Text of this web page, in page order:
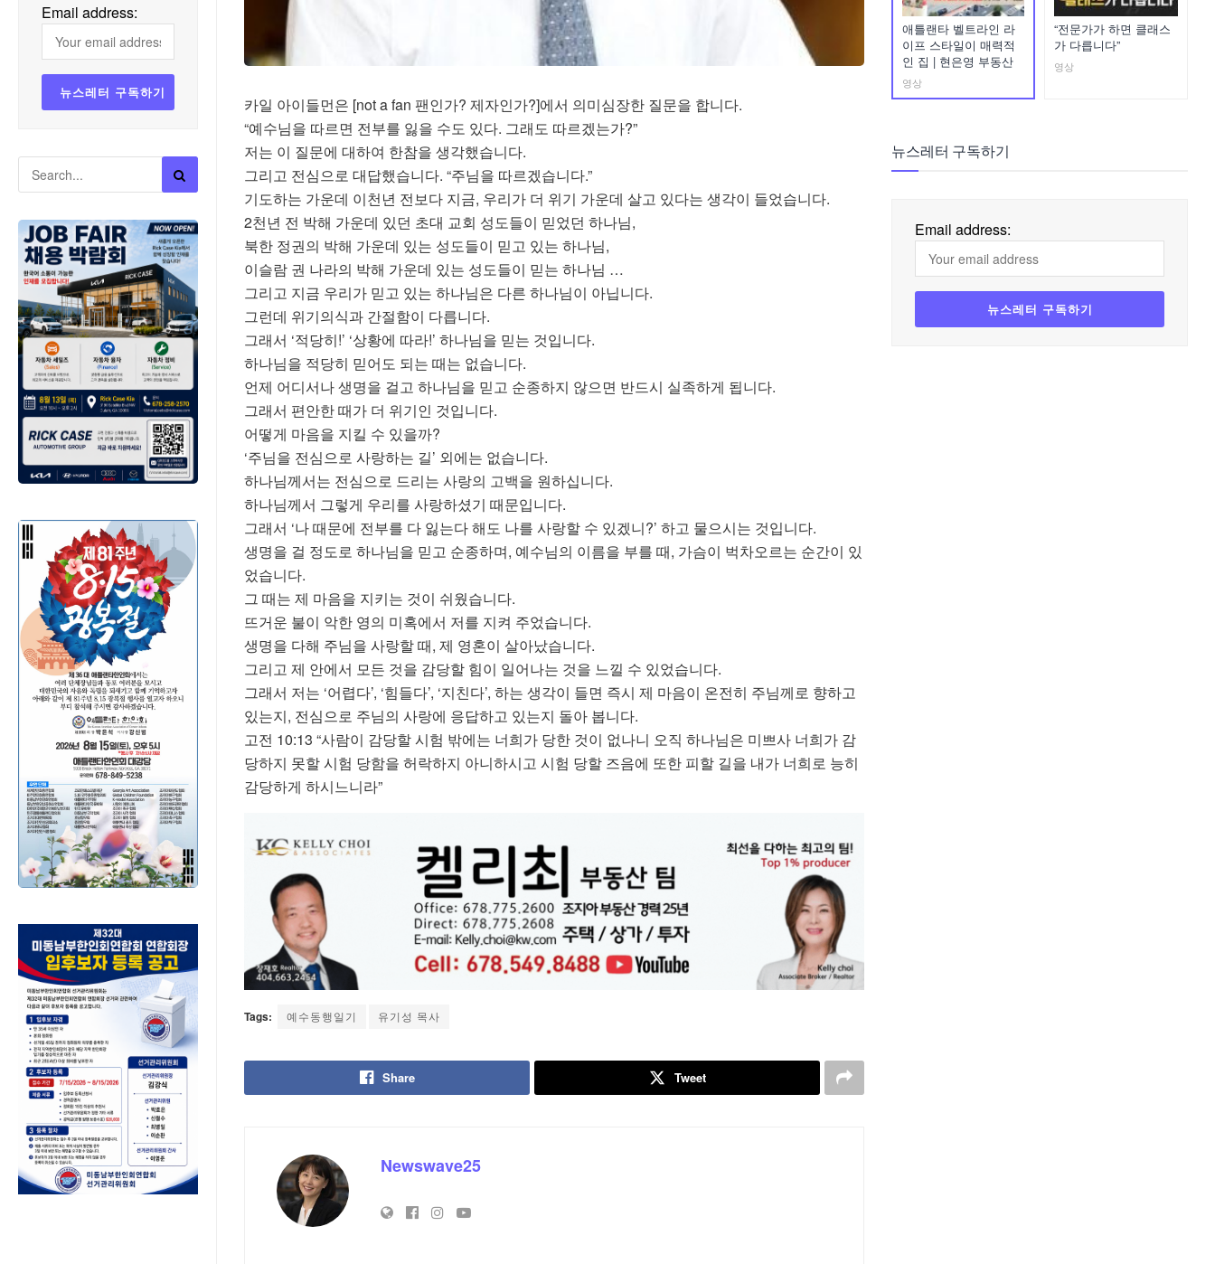
Email address:
카일 아이들먼은 [not a fan 팬인가? 제자인가?]에서 의미심장한 질문을 합니다.
“예수님을 따르면 전부를 잃을 수도 있다. 그래도 따르겠는가?”
저는 이 질문에 대하여 한참을 생각했습니다.
그리고 전심으로 대답했습니다. “주님을 따르겠습니다.”
기도하는 가운데 이천년 전보다 지금, 우리가 더 위기 가운데 살고 있다는 생각이 들었습니다.
2천년 전 박해 가운데 있던 초대 교회 성도들이 믿었던 하나님,
북한 정권의 박해 가운데 있는 성도들이 믿고 있는 하나님,
이슬람 권 나라의 박해 가운데 있는 성도들이 믿는 하나님 …
그리고 지금 우리가 믿고 있는 하나님은 다른 하나님이 아닙니다.
그런데 위기의식과 간절함이 다릅니다.
그래서 ‘적당히!’ ‘상황에 따라!’ 하나님을 믿는 것입니다.
하나님을 적당히 믿어도 되는 때는 없습니다.
언제 어디서나 생명을 걸고 하나님을 믿고 순종하지 않으면 반드시 실족하게 됩니다.
그래서 편안한 때가 더 위기인 것입니다.
어떻게 마음을 지킬 수 있을까?
‘주님을 전심으로 사랑하는 길’ 외에는 없습니다.
하나님께서는 전심으로 드리는 사랑의 고백을 원하십니다.
하나님께서 그렇게 우리를 사랑하셨기 때문입니다.
그래서 ‘나 때문에 전부를 다 잃는다 해도 나를 사랑할 수 있겠니?’ 하고 물으시는 것입니다.
생명을 걸 정도로 하나님을 믿고 순종하며, 예수님의 이름을 부를 때, 가슴이 벅차오르는 순간이 있
었습니다.
그 때는 제 마음을 지키는 것이 쉬웠습니다.
뜨거운 불이 악한 영의 미혹에서 저를 지켜 주었습니다.
생명을 다해 주님을 사랑할 때, 제 영혼이 살아났습니다.
그리고 제 안에서 모든 것을 감당할 힘이 일어나는 것을 느낄 수 있었습니다.
그래서 저는 ‘어렵다’, ‘힘들다’, ‘지친다’, 하는 생각이 들면 즉시 제 마음이 온전히 주님께로 향하고
있는지, 전심으로 주님의 사랑에 응답하고 있는지 돌아 봅니다.
고전 10:13 “사람이 감당할 시험 밖에는 너희가 당한 것이 없나니 오직 하나님은 미쁘사 너희가 감
당하지 못할 시험 당함을 허락하지 아니하시고 시험 당할 즈음에 또한 피할 길을 내가 너희로 능히
감당하게 하시느니라”
Tags: 예수동행일기 유기성 목사
Share Tweet
Newswave25
애틀랜타 벨트라인 라
이프 스타일이 매력적
인 집 | 현은영 부동산
영상
“전문가가 하면 클래스
가 다릅니다”
영상
뉴스레터 구독하기
Email address: